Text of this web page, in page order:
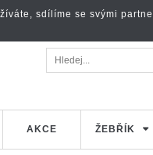
AKCE ŽEBŘÍK
sdílíme se svými